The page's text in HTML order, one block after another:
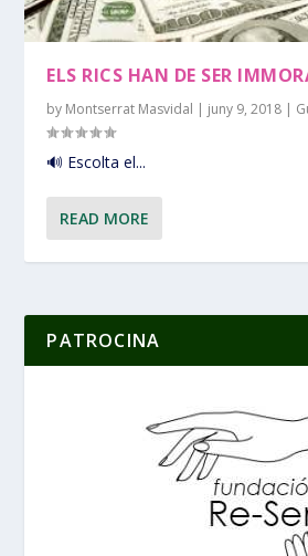
ELS RICS HAN DE SER
by Montserrat Masvidal | juny 9, 2018 |
🔊 Escolta el...
READ MORE
PATROCINA